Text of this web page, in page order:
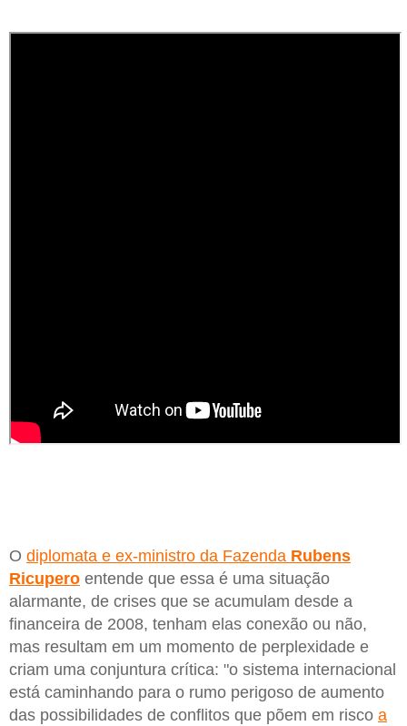
O diplomata e ex-ministro da Fazenda Rubens
Ricupero entende que essa é uma situação
alarmante, de crises que se acumulam desde a
financeira de 2008, tenham elas conexão ou não,
mas resultam em um momento de perplexidade e
criam uma conjuntura crítica: "o sistema internacional
está caminhando para o rumo perigoso de aumento
das possibilidades de conflitos que põem em risco a